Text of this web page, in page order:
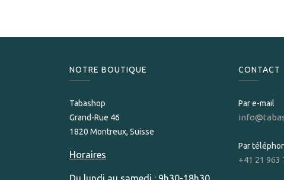
NOTRE BOUTIQUE
Tabashop
Grand-Rue 46
1820 Montreux, Suisse
Horaires
CONTACT
Par e-mail
Par
+41 21 963